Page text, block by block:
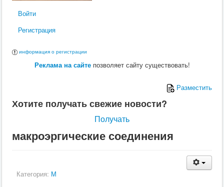
Войти
Регистрация
информация о регистрации
Реклама на сайтепозволяет сайту существовать!
Разместить
Хотите получать свежие новости?
Получать
макроэргические соединения
Категория: М